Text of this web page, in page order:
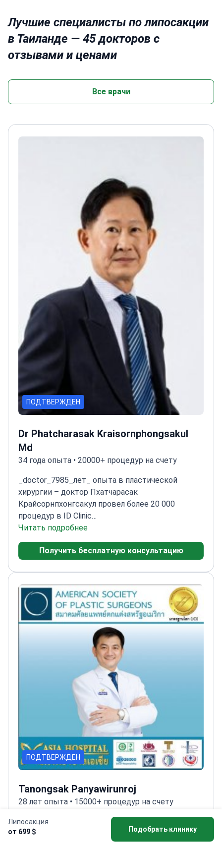
Липосакция
от 699 $
Подобрать клинику
Лучшие специалисты по липосакции
в Таиланде — 45 докторов с
отзывами и ценами
Все врачи
ПОДТВЕРЖДЕН
Dr Phatcharasak Kraisornphongsakul
Md
34 года опыта • 20000+ процедур на счету
_doctor_7985_лет_ опыта в пластической
хирургии – доктор Пхатчарасак
Крайсорнпхонгсакул провел более 20 000
процедур в ID Clinic
Bangkok. Сертифицированный пластический
хирург с 2000 годаСпециализируется на
липосакции и косметических процедурахПровел
Университет Кхонкэн в 1986 году
Читать подробнее
Получить бесплатную консультацию
ПОДТВЕРЖДЕН
Tanongsak Panyawirunroj
28 лет опыта • 15000+ процедур на счету
Доктор Танонгсак специализируется на
липосакции и прошел международную